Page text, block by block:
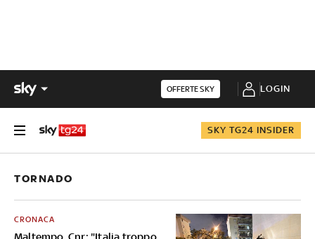
OFFERTE SKY LOGIN
SKY TG24 INSIDER
TORNADO
Maltempo, Cnr: "Italia troppo
CRONACA